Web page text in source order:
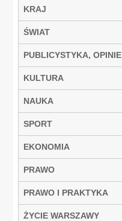
KRAJ
ŚWIAT
PUBLICYSTYKA, OPINIE
KULTURA
NAUKA
SPORT
EKONOMIA
PRAWO
PRAWO I PRAKTYKA
ŻYCIE WARSZAWY